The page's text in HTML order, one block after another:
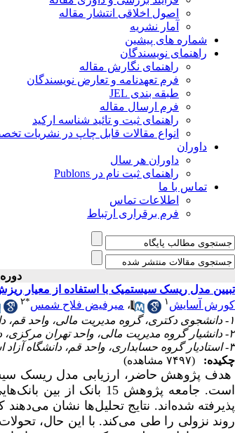
اصول اخلاقی انتشار مقاله
آمار نشریه
شماره های پیشین
راهنمای نویسندگان
راهنمای نگارش مقاله
فرم تعهدنامه و تعارض نویسندگان
طبقه بندی JEL
فرم ارسال مقاله
راهنمای ثبت و تائید شناسه ارکید
انواع مقالات قابل چاپ در نشریات
داوران
داوران هر سال
راهنمای ثبت نام در Publons
تماس با ما
اطلاعات تماس
فرم برقراری ارتباط
دوره ۲۵، شماره ۲ - ( تابستان ۱۳۹۹ )
تبیین مدل ریسک سیستمیک با استفاده از معیار
کورش آسایش ۱ ، میرفیض فلاح شمس*۲
۱- دانشجوی دکتری، گروه مدیریت مالی، واحد قم، دانشگاه آزاد اسلامی، قم
۲- دانشیار گروه مدیریت مالی، واحد تهران مرکزی، دانشگاه آزاد اسلامی، تهران ،
۳- استادیار گروه حسابداری، واحد قم، دانشگاه آزاد اسلامی، قم
چکیده:
(۷۴۹۷ مشاهده)
هدف پژوهش حاضر، ارزیابی مدل ریسک
پذیرفته شده‌اند. نتایج تحلیل‌ها نشان